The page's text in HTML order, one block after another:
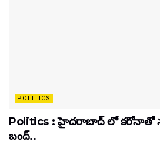
POLITICS
Politics : హైదరాబాద్ లో కరోనాతో
బంద్..